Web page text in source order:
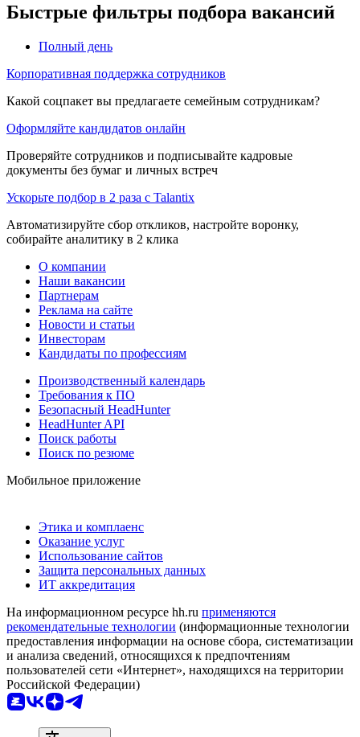
Быстрые фильтры подбора вакансий
Полный день
Корпоративная поддержка сотрудников
Какой соцпакет вы предлагаете семейным сотрудникам?
Оформляйте кандидатов онлайн
Проверяйте сотрудников и подписывайте кадровые
документы без бумаг и личных встреч
Ускорьте подбор в 2 раза с Talantix
Автоматизируйте сбор откликов, настройте воронку,
собирайте аналитику в 2 клика
О компании
Наши вакансии
Партнерам
Реклама на сайте
Новости и статьи
Инвесторам
Кандидаты по профессиям
Производственный календарь
Требования к ПО
Безопасный HeadHunter
HeadHunter API
Поиск работы
Поиск по резюме
Мобильное приложение
Этика и комплаенс
Оказание услуг
Использование сайтов
Защита персональных данных
ИТ аккредитация
На информационном ресурсе hh.ru применяются
рекомендательные технологии (информационные технологии
предоставления информации на основе сбора, систематизации
и анализа сведений, относящихся к предпочтениям
пользователей сети «Интернет», находящихся на территории
Российской Федерации)